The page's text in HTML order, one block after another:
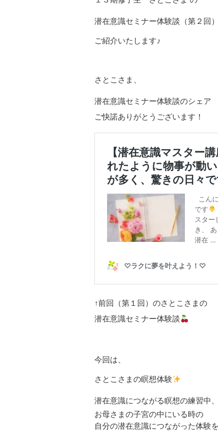
潜在意識セミナー体験談（第２回
ご紹介いたします♪
さとこさま、
潜在意識セミナー体験談のシェア
ご快諾ありがとうございます！
↑前回（第１回）のさとこさまの
潜在意識セミナー体験談
今回は、
さとこさまの瞑想体験
潜在意識につながる瞑想の練習中
お母さまの子宮の中にいる時の
自分の潜在意識につながった体験